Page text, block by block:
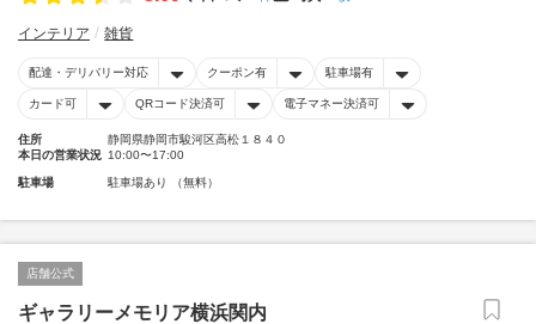
インテリア 雑貨
配達・デリバリー対応 クーポン有 駐車場有
カード可 QRコード決済可 電子マネー決済可
住所
静岡県静岡市駿河区高松１８４０
本日の営業状況 10:00〜17:00
駐車場 駐車場あり （無料）
店舗公式
ギャラリーメモリア横浜関内